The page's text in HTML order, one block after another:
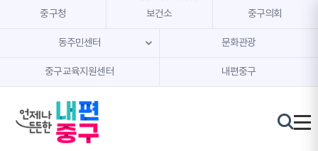
본문 내용 바로가기
주메뉴 바로가기
중구청 보건소 중구의회
동주민센터 문화관광
중구교육지원센터 내편중구